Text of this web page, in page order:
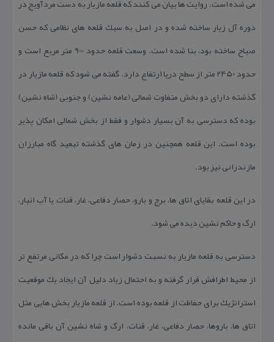
دوره آل زیار ساخته شده و در اصل به سبك قلعه های نظامی كه حسن
صباح ساخته بود، بنا شده است. وسعت قلعه حدود 900 متر مربع است و
حدود 2450 متر از سطح دریا ارتفاع دارد. گفته می شود كه قلعه مازیار در
گذشته دارای دو بخش متفاوت شمالی (عامه نشین) و جنوبی (شاه نشین)
بوده كه دسترسی به آن بسیار دشوار و فقط از بخش شمالی امكان پذیر
بوده است. این قلعه همچنین در زمان های گذشته تبعید گاه مبارزان
مازندرانی نیز بود.
در این قلعه بقایای اتاق ها، برج و بارو، حصار دفاعی، غار، قنات یا آب انبار،
ارگ و حاكم نشین دیده می شود.
دسترسی به قلعه مازیار به نسبت دشوار است چرا كه در مكانی مرتفع تر
از محیط اطرافش قرار گرفته و به احتمال زیاد دلیل آن ایجاد یك موقعیت
استراتژیك برای حفاظت از قلعه بوده است. از قلعه مازیار بخش هایی مثل
اتاق ها، باروها، حصار دفاعی، غار، قنات، ارگ و شاه نشین آن باقی مانده